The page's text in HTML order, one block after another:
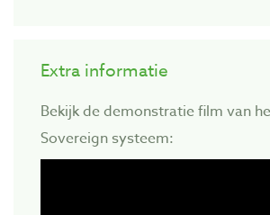
Extra informatie
Bekijk de demonstratie film van
Sovereign systeem: